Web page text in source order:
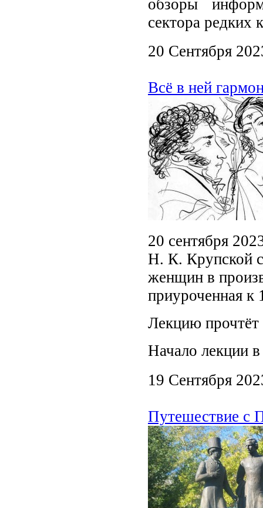
обзоры
сектора редких
20 Сентября
Всё в ней
20 сентября
Н. К. Крупской
женщин в
приуроченная к
Лекцию
Начало лекции
19 Сентября
Путешествие с